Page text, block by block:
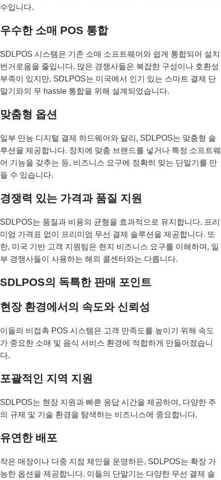
수입니다.
우수한 소매 POS 통합
SDLPOS 시스템은 기존 소매 소프트웨어와 쉽게 통합되어 설치
번거로움을 줄입니다. 많은 경쟁사들은 복잡한 구성이나 호환성
부족이 있지만, SDLPOS는 미국에서 인기 있는 스마트 결제 단
말기와의 무 hassle 통합을 위해 설계되었습니다.
맞춤형 옵션
일부 만능 디지털 결제 하드웨어와 달리, SDLPOS는 맞춤형 솔
루션을 제공합니다. 장치에 맞춤 브랜드를 넣거나 특정 소프트웨
어 기능을 갖추는 등, 비즈니스 요구에 정확히 맞는 단말기를 만
들 수 있습니다.
경쟁력 있는 가격과 품질 지원
SDLPOS는 품질과 비용의 균형을 효과적으로 유지합니다. 프리
미엄 가격표 없이 프리미엄 무선 결제 솔루션을 제공합니다. 또
한, 미국 기반 고객 지원팀은 현지 비즈니스 요구를 이해하며, 일
부 경쟁사들이 사용하는 해외 콜센터와는 다릅니다.
SDLPOS의 독특한 판매 포인트
현장 환경에서의 속도와 신뢰성
이들의 비접촉 POS 시스템은 고객 만족도를 높이기 위해 속도
가 중요한 소매 및 음식 서비스 환경에 적합하게 만들어졌습니
다.
포괄적인 지역 지원
SDLPOS는 현장 지원과 빠른 응답 시간을 제공하여, 다양한 주
의 규제 및 기술 환경을 탐색하는 비즈니스에 중요합니다.
유연한 배포
작은 매장이나 다중 지점 체인을 운영하든, SDLPOS는 확장 가
능한 옵션을 제공합니다. 이들의 단말기는 다양한 무선 결제 솔